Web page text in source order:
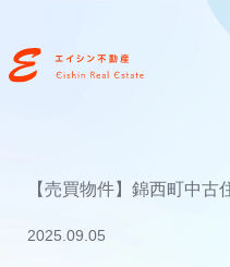
【売買物件】錦西町中
2025.09.05